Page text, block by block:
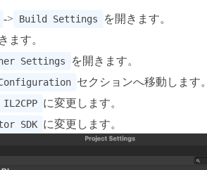
-> Build Settings を開きます。
ます。
Settings を開きます。
セクションへ移動します。
IL2CPP に変更します。
SDK に変更します。